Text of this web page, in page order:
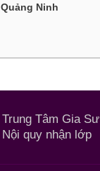
Quảng Ninh
Trung Tâm Gia Sư
Nội quy nhận lớp